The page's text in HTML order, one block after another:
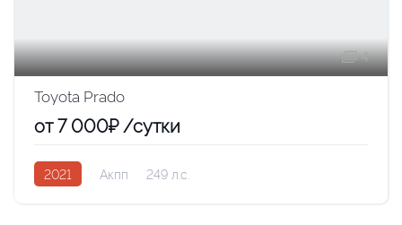
4
Toyota Prado
от 7 000₽ /сутки
2021 Акпп 249 л.с.